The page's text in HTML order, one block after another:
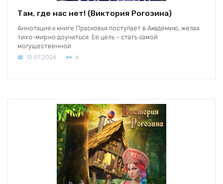
Там, где нас нет! (Виктория Рогозина)
Аннотация к книге Прасковья поступает в Академию, желая
тихо-мирно доучиться. Ее цель – стать самой
могущественной
12.07.2024 6